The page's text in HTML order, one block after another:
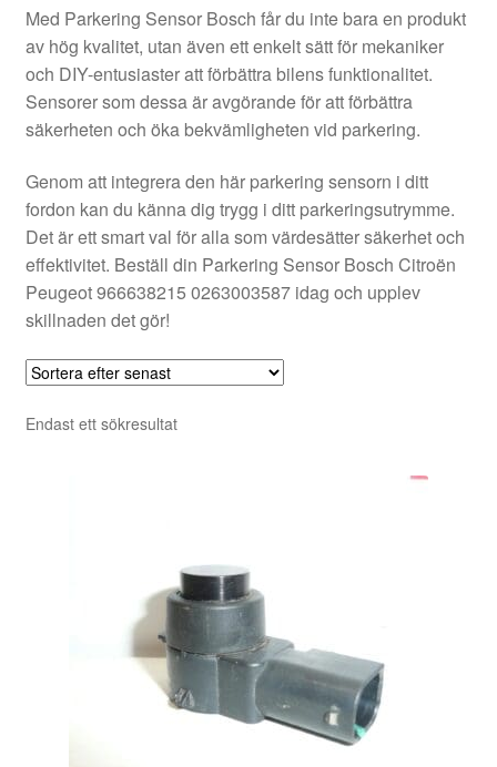
Om oss
Reklamationsprocedur
Transport
Vagn
Världsomspännande frakt
Villkor
Med Parkering Sensor Bosch får du inte bara en produkt
av hög kvalitet, utan även ett enkelt sätt för mekaniker
och DIY-entusiaster att förbättra bilens funktionalitet.
Sensorer som dessa är avgörande för att förbättra
säkerheten och öka bekvämligheten vid parkering.
Genom att integrera den här parkering sensorn i ditt
fordon kan du känna dig trygg i ditt parkeringsutrymme.
Det är ett smart val för alla som värdesätter säkerhet och
effektivitet. Beställ din Parkering Sensor Bosch Citroën
Peugeot 966638215 0263003587 idag och upplev
skillnaden det gör!
Endast ett sökresultat